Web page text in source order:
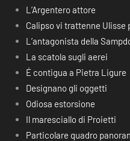
L’Argentero attore
Calipso vi trattenne Ulisse
L’antagonista della
La scatola sugli aerei
É contigua a Pietra Ligure
Designano gli oggetti
Odiosa estorsione
Il maresciallo di Proietti
Particolare quadro